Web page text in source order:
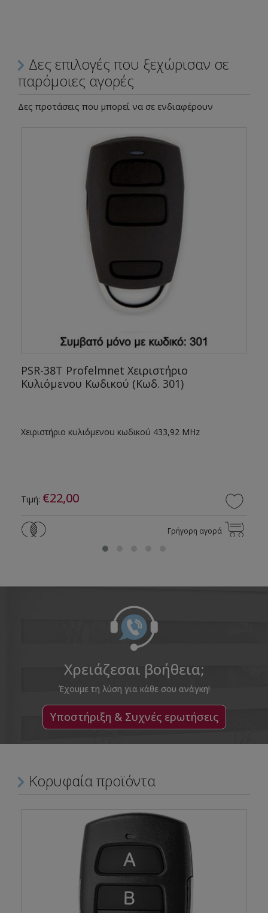
Δες επιλογές που ξεχώρισαν σε
παρόμοιες αγορές
Δες προτάσεις που μπορεί να σε ενδιαφέρουν
PSR-38T Profelmnet Χειριστήριο
Κυλιόμενου Κωδικού (Κωδ. 301)
Χειριστήριο κυλιόμενου κωδικού 433,92 ΜΗz
Τιμή: €22,00
Γρήγορη αγορά
Χρειάζεσαι βοήθεια;
Έχουμε τη λύση για κάθε σου ανάγκη!
Υποστήριξη & Συχνές ερωτήσεις
Κορυφαία προϊόντα